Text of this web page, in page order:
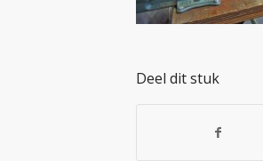
Deel dit stuk